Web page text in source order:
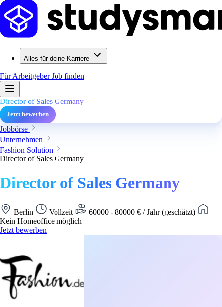
Alles für deine Karriere
Für ArbeitgeberJob finden
Director of Sales Germany
Jetzt bewerben
Jobbörse
Unternehmen
Fashion Solution
Director of Sales Germany
Director of Sales Germany
Berlin Vollzeit
60000 - 80000 € / Jahr (geschätzt)
Kein Homeoffice möglich
Jetzt bewerben